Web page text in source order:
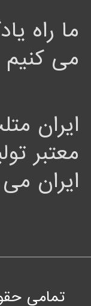
ما راه
می کنیم
ایران
معتبر
ایران